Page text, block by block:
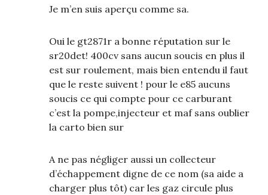
Je m’en suis aperçu comme sa.
Oui le gt2871r a bonne réputation sur le
sr20det! 400cv sans aucun soucis en plus il
est sur roulement, mais bien entendu il faut
que le reste suivent ! pour le e85 aucuns
soucis ce qui compte pour ce carburant
c’est la pompe,injecteur et maf sans oublier
la carto bien sur
A ne pas négliger aussi un collecteur
d’échappement digne de ce nom (sa aide a
charger plus tôt) car les gaz circule plus